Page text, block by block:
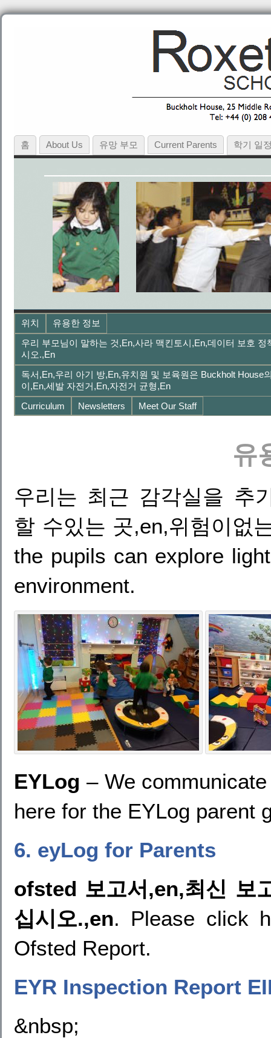
홈 About Us 유망 부모 Current Parents 학기 일
위치
유용한 정보
우리 부모님이 말하는 것,en,사라 맥킨토시,en,데이터 보호
시오.,en
독서,en,우리 아기 방,en,유치원 및 보육원은 Buckholt
이,en,세발 자전거,en,자전거 균형,en
Curriculum
Newsletters Meet Our Staff
유
우리는 최근 감각실을 추
할 수있는 곳,en,위험이없
the pupils can explore
environment.
EYLog – We
here for the EYLog parent
6. eyLog for Parents
ofsted 보고서,en,최신 보
십시오.,en. Please click
Ofsted Report.
EYR Inspection Report
&nbsp;